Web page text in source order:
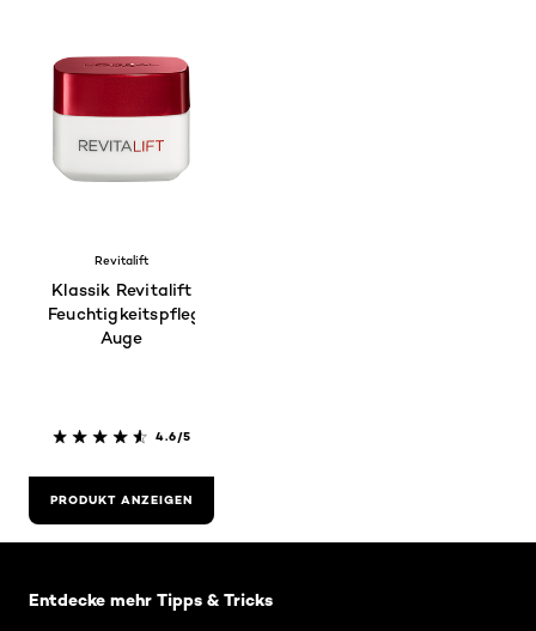
Revitalift
Klassik Revitalift
Feuchtigkeitspflege
Auge
4.6/5
PRODUKT ANZEIGEN
Entdecke mehr Tipps & Tricks